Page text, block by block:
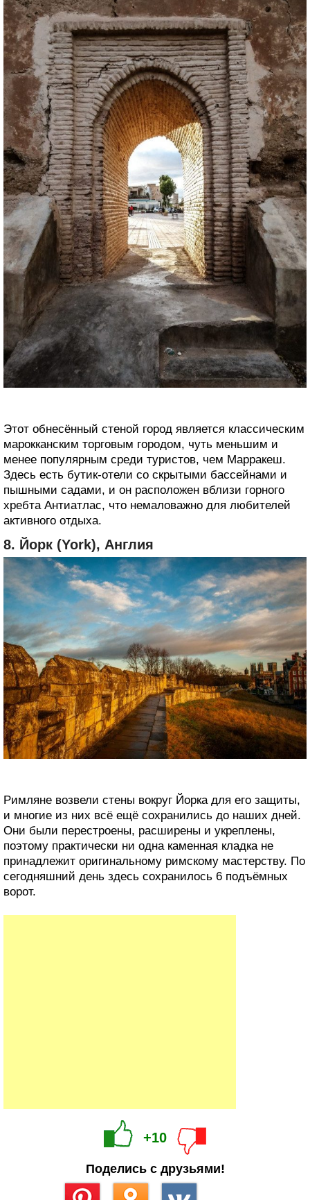
Этот обнесённый стеной город является классическим
марокканским торговым городом, чуть меньшим и
менее популярным среди туристов, чем Марракеш.
Здесь есть бутик-отели со скрытыми бассейнами и
пышными садами, и он расположен вблизи горного
хребта Антиатлас, что немаловажно для любителей
активного отдыха.
8. Йорк (York), Англия
Римляне возвели стены вокруг Йорка для его защиты,
и многие из них всё ещё сохранились до наших дней.
Они были перестроены, расширены и укреплены,
поэтому практически ни одна каменная кладка не
принадлежит оригинальному римскому мастерству. По
сегодняшний день здесь сохранилось 6 подъёмных
ворот.
+10
Поделись с друзьями!